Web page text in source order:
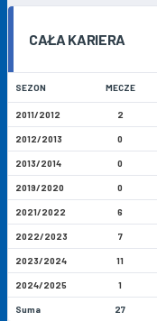
CAŁA KARIERA
SEZON MECZE
2011/2012 2
2012/2013 0
2013/2014 0
2019/2020 0
2021/2022 6
2022/2023 7
2023/2024 11
2024/2025 1
Suma 27